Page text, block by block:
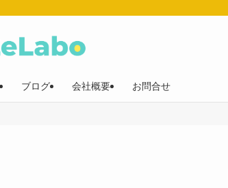
ブログ 会社概要 お問合せ